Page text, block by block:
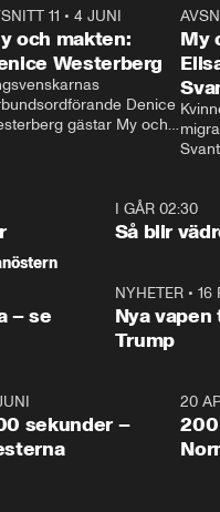
23:40
11 •4 JUNI
och makten:
Westerberg
Denice
gästar My och
My
I GÅR 02:30
Så blir
– se
NYHETER• 16
Nya
Trump
4:23
sekunder –
20